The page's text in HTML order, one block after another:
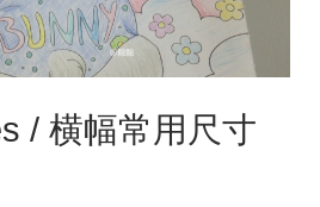
/ 横幅常用尺寸